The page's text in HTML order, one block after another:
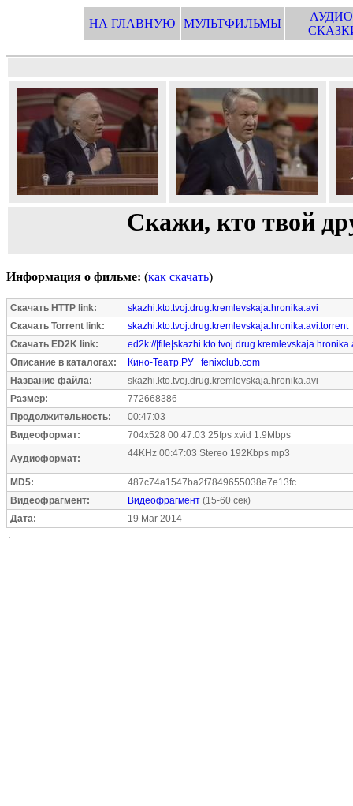
НА ГЛАВНУЮ МУЛЬТФИЛЬМЫ
Скажи, кто твой
Информация о фильме: (как скачать)
Скачать HTTP link:
skazhi.kto.tvoj.drug.kremlevskaja.hronika.avi
Скачать Torrent link:
skazhi.kto.tvoj.drug.kremlevskaja.hronika.avi.torrent
Скачать ED2K link:
ed2k://
Описание в каталогах:
Кино-Театр.РУ
fenixclub.com
Название файла:
skazhi.kto.tvoj.drug.kremlevskaja.hronika.avi
Размер:
772668386
Продолжительность:
00:47:03
Видеоформат:
704x528 00:47:03 25fps xvid 1.9Mbps
Аудиоформат: 44KHz 00:47:03 Stereo 192Kbps mp3
MD5:
487c74a1547ba2f7849655038e7e13fc
Видеофрагмент:
Видеофрагмент (15-60 сек)
Дата:
19 Mar 2014